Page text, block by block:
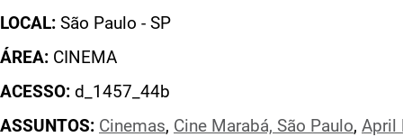
LOCAL: São Paulo - SP
ÁREA: CINEMA
ACESSO: d_1457_44b
ASSUNTOS: Cinemas, Cine Marabá, São Paulo, April